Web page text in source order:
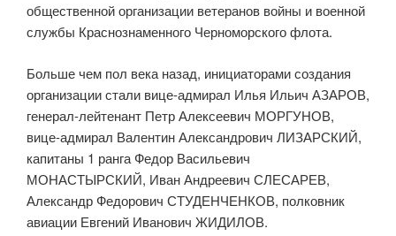
общественной организации ветеранов войны и военной
службы Краснознаменного Черноморского флота.
Больше чем пол века назад, инициаторами создания
организации стали вице-адмирал Илья Ильич АЗАРОВ,
генерал-лейтенант Петр Алексеевич МОРГУНОВ,
вице-адмирал Валентин Александрович ЛИЗАРСКИЙ,
капитаны 1 ранга Федор Васильевич
МОНАСТЫРСКИЙ, Иван Андреевич СЛЕСАРЕВ,
Александр Федорович СТУДЕНЧЕНКОВ, полковник
авиации Евгений Иванович ЖИДИЛОВ.